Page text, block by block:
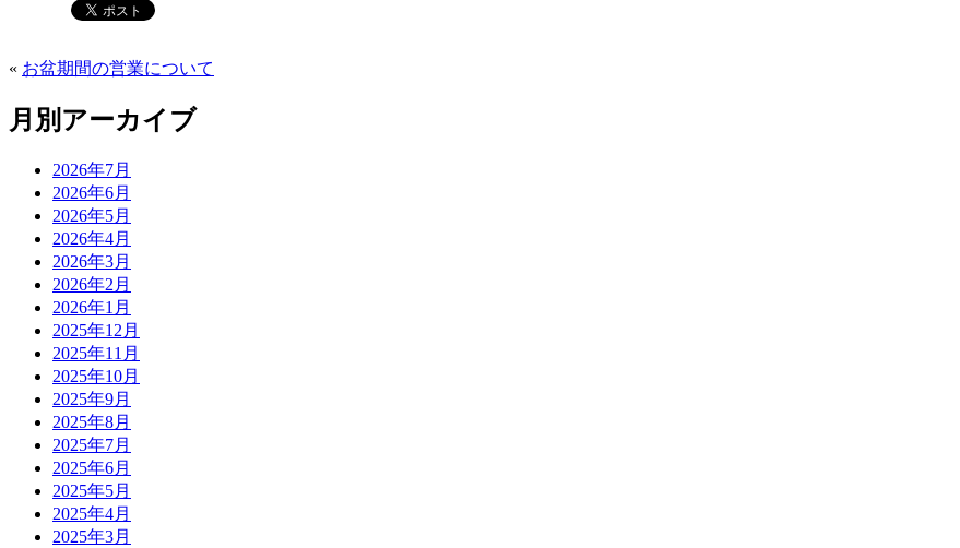
« お盆期間の営業について
月別アーカイブ
2026年7月
2026年6月
2026年5月
2026年4月
2026年3月
2026年2月
2026年1月
2025年12月
2025年11月
2025年10月
2025年9月
2025年8月
2025年7月
2025年6月
2025年5月
2025年4月
2025年3月